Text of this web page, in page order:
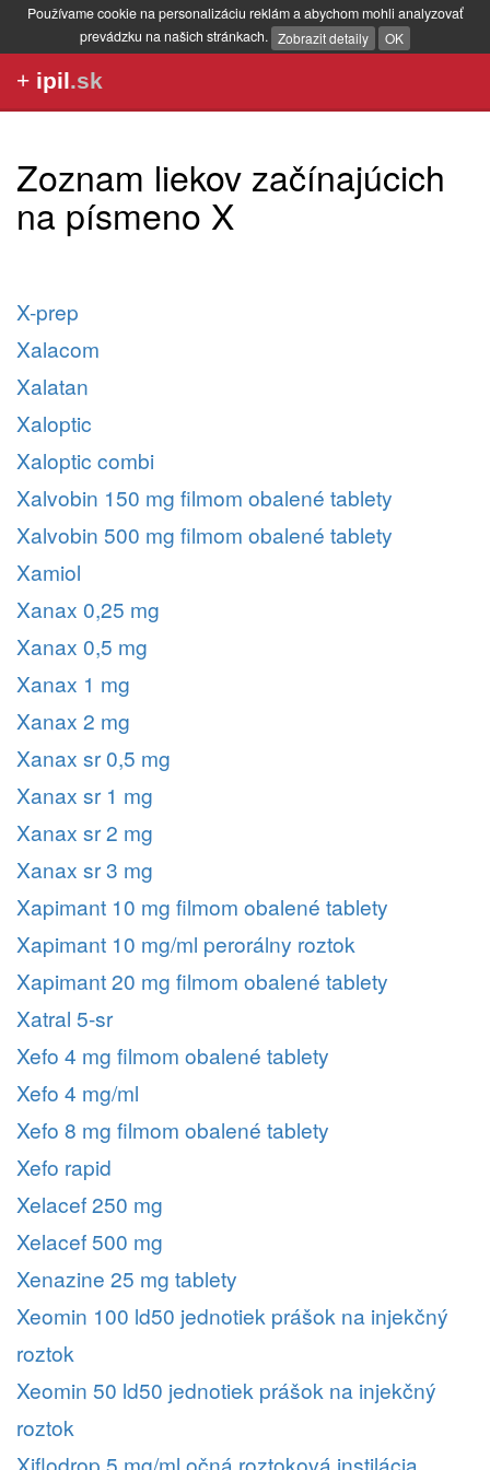
Používame cookie na personalizáciu reklám a abychom mohli analyzovať
prevádzku na našich stránkach. Zobrazit detaily OK
+ ipil.sk
Zoznam liekov začínajúcich
na písmeno X
X-prep
Xalacom
Xalatan
Xaloptic
Xaloptic combi
Xalvobin 150 mg filmom obalené tablety
Xalvobin 500 mg filmom obalené tablety
Xamiol
Xanax 0,25 mg
Xanax 0,5 mg
Xanax 1 mg
Xanax 2 mg
Xanax sr 0,5 mg
Xanax sr 1 mg
Xanax sr 2 mg
Xanax sr 3 mg
Xapimant 10 mg filmom obalené tablety
Xapimant 10 mg/ml perorálny roztok
Xapimant 20 mg filmom obalené tablety
Xatral 5-sr
Xefo 4 mg filmom obalené tablety
Xefo 4 mg/ml
Xefo 8 mg filmom obalené tablety
Xefo rapid
Xelacef 250 mg
Xelacef 500 mg
Xenazine 25 mg tablety
Xeomin 100 ld50 jednotiek prášok na injekčný
roztok
Xeomin 50 ld50 jednotiek prášok na injekčný
roztok
Xiflodrop 5 mg/ml očná roztoková instilácia